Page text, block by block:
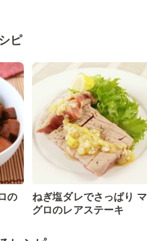
ピ
の
ねぎ塩ダレでさっぱり マ
グロのレアステーキ